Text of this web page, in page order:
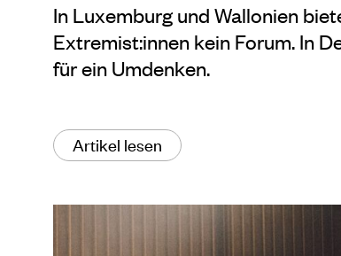
In Luxemburg und Wallonien
Extremist:innen kein Forum. In
für ein Umdenken.
Artikel lesen